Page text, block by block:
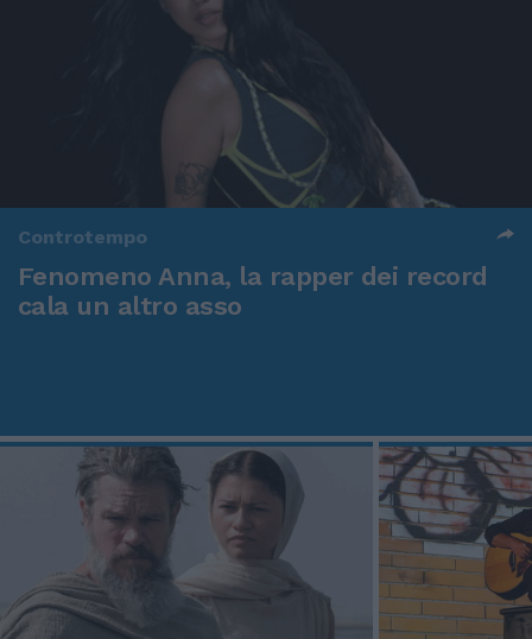
Controtempo
Fenomeno Anna, la rapper dei record
cala un altro asso